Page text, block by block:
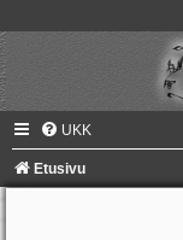
UKK
Etusivu